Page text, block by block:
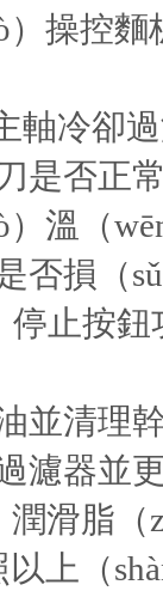
操控麵
冷卻過
否正
溫（
損（
止按鈕
清理幹
器並更
脂（
（